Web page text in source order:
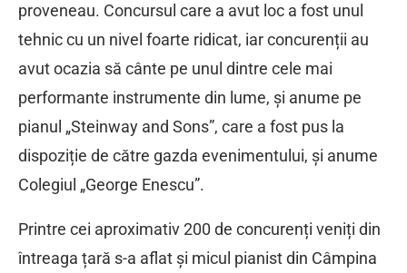
proveneau. Concursul care a avut loc a fost unul
tehnic cu un nivel foarte ridicat, iar concurenții au
avut ocazia să cânte pe unul dintre cele mai
performante instrumente din lume, și anume pe
pianul „Steinway and Sons”, care a fost pus la
dispoziție de către gazda evenimentului, și anume
Colegiul „George Enescu”.
Printre cei aproximativ 200 de concurenți veniți din
întreaga țară s-a aflat și micul pianist din Câmpina